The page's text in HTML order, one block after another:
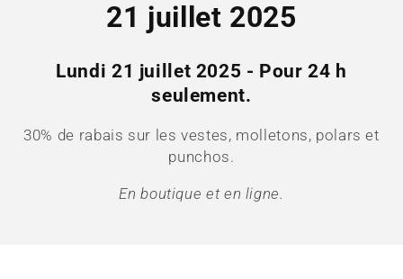
e
21 juillet 2025
Lundi 21 juillet 2025 - Pour 24 h
seulement.
30% de rabais sur les vestes, molletons, polars et
punchos.
En boutique et en ligne.